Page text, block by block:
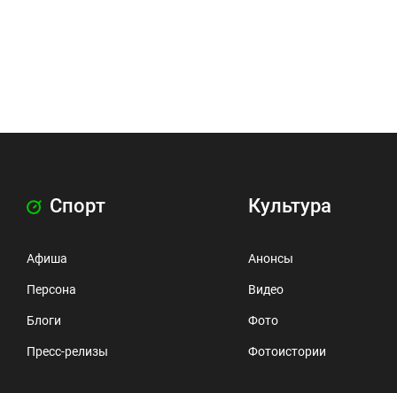
Спорт
Афиша
Персона
Блоги
Пресс-релизы
Культура
Анонсы
Видео
Фото
Фотоистории